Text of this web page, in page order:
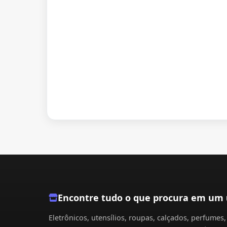
Encontre tudo o que procura em um
Eletrônicos, utensílios, roupas, calçados,